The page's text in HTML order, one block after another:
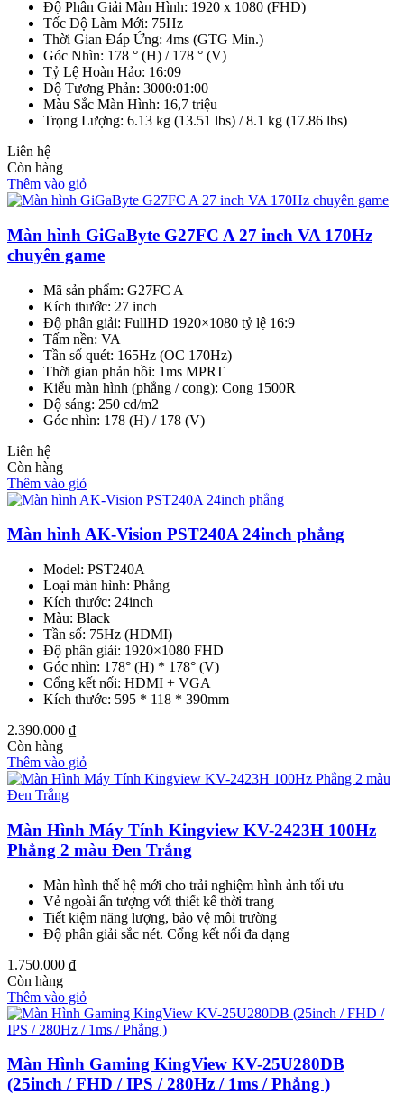
Độ Phân Giải Màn Hình: 1920 x 1080 (FHD)
Tốc Độ Làm Mới: 75Hz
Thời Gian Đáp Ứng: 4ms (GTG Min.)
Góc Nhìn: 178 ° (H) / 178 ° (V)
Tỷ Lệ Hoàn Hảo: 16:09
Độ Tương Phản: 3000:01:00
Màu Sắc Màn Hình: 16,7 triệu
Trọng Lượng: 6.13 kg (13.51 lbs) / 8.1 kg (17.86 lbs)
Liên hệ
Còn hàng
Thêm vào giỏ
Màn hình GiGaByte G27FC A 27 inch VA 170Hz
chuyên game
Mã sản phẩm: G27FC A
Kích thước: 27 inch
Độ phân giải: FullHD 1920×1080 tỷ lệ 16:9
Tấm nền: VA
Tần số quét: 165Hz (OC 170Hz)
Thời gian phản hồi: 1ms MPRT
Kiểu màn hình (phẳng / cong): Cong 1500R
Độ sáng: 250 cd/m2
Góc nhìn: 178 (H) / 178 (V)
Liên hệ
Còn hàng
Thêm vào giỏ
Màn hình AK-Vision PST240A 24inch phẳng
Model: PST240A
Loại màn hình: Phẳng
Kích thước: 24inch
Màu: Black
Tần số: 75Hz (HDMI)
Độ phân giải: 1920×1080 FHD
Góc nhìn: 178° (H) * 178° (V)
Cổng kết nối: HDMI + VGA
Kích thước: 595 * 118 * 390mm
2.390.000 ₫
Còn hàng
Thêm vào giỏ
Màn Hình Máy Tính Kingview KV-2423H 100Hz
Phẳng 2 màu Đen Trắng
Màn hình thế hệ mới cho trải nghiệm hình ảnh tối ưu
Vẻ ngoài ấn tượng với thiết kế thời trang
Tiết kiệm năng lượng, bảo vệ môi trường
Độ phân giải sắc nét. Cổng kết nối đa dạng
1.750.000 ₫
Còn hàng
Thêm vào giỏ
Màn Hình Gaming KingView KV-25U280DB
(25inch / FHD / IPS / 280Hz / 1ms / Phẳng )